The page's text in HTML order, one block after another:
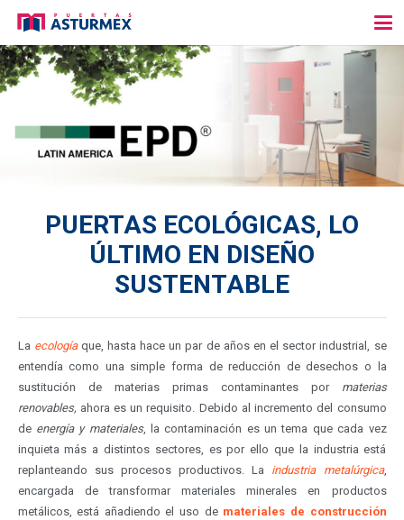
PUERTAS ECOLÓGICAS, LO
ÚLTIMO EN DISEÑO
SUSTENTABLE
La ecologíaque, hasta hace un par de años en el sector industrial, se
entendía como una simple forma de reducción de desechos o la
sustitución de materias primas contaminantes pormaterias
renovables, ahora es un requisito. Debido al incremento del consumo
de energía y materiales, la contaminación es un tema que cada vez
inquieta más a distintos sectores, es por ello que la industria está
replanteando sus procesos productivos. La industria metalúrgica,
encargada de transformar materiales minerales en productos
metálicos, está añadiendo el uso de materiales de construcción